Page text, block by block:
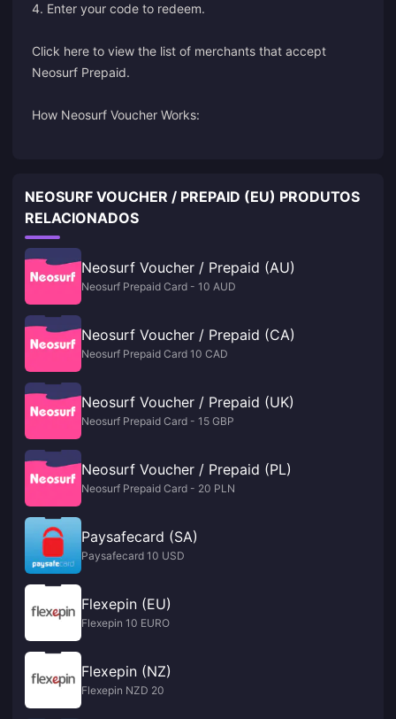
4. Enter your code to redeem.
Click here to view the list of merchants that accept
Neosurf Prepaid.
How Neosurf Voucher Works:
NEOSURF VOUCHER / PREPAID (EU) PRODUTOS
RELACIONADOS
Neosurf Voucher / Prepaid (AU)
Neosurf Prepaid Card - 10 AUD
Neosurf Voucher / Prepaid (CA)
Neosurf Prepaid Card 10 CAD
Neosurf Voucher / Prepaid (UK)
Neosurf Prepaid Card - 15 GBP
Neosurf Voucher / Prepaid (PL)
Neosurf Prepaid Card - 20 PLN
Paysafecard (SA)
Paysafecard 10 USD
Flexepin (EU)
Flexepin 10 EURO
Flexepin (NZ)
Flexepin NZD 20